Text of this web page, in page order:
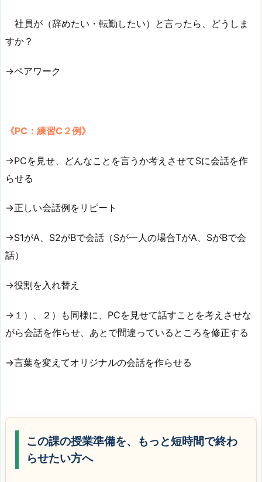
社員が（辞めたい・転勤したい）と言ったら、どうしま
すか？
→ペアワーク
《PC：練習C２例》
→PCを見せ、どんなことを言うか考えさせてSに会話を作
らせる
→正しい会話例をリピート
→S1がA、S2がBで会話（Sが一人の場合TがA、SがBで会
話）
→役割を入れ替え
→１）、２）も同様に、PCを見せて話すことを考えさせな
がら会話を作らせ、あとで間違っているところを修正する
→言葉を変えてオリジナルの会話を作らせる
この課の授業準備を、もっと短時間で終わ
らせたい方へ